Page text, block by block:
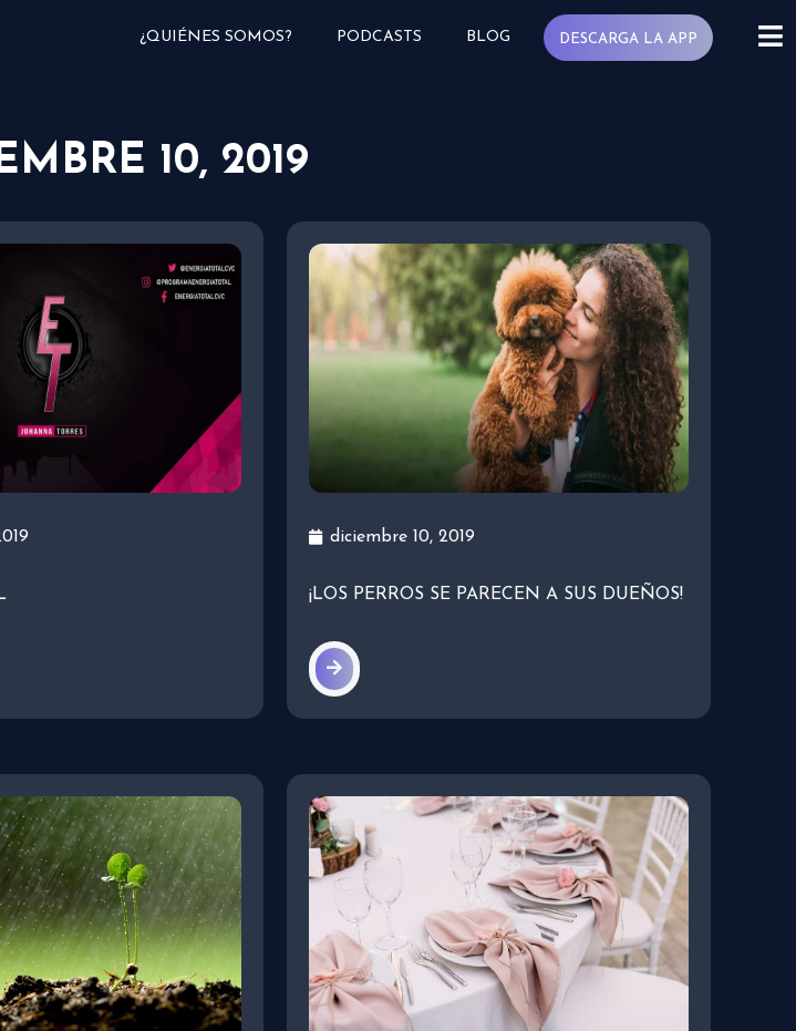
¿QUIÉNES SOMOS? PODCASTS BLOG DESCARGA LA APP
10, 2019
diciembre 10, 2019
¡LOS PERROS SE PARECEN A SUS DUEÑOS!